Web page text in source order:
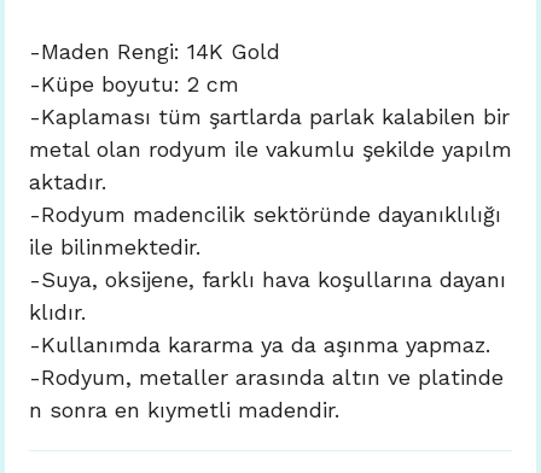
-Maden Rengi: 14K Gold
-Küpe boyutu: 2 cm
-Kaplaması tüm şartlarda parlak kalabilen bir
metal olan rodyum ile vakumlu şekilde yapılm
aktadır.
-Rodyum madencilik sektöründe dayanıklılığı
ile bilinmektedir.
-Suya, oksijene, farklı hava koşullarına dayanı
klıdır.
-Kullanımda kararma ya da aşınma yapmaz.
-Rodyum, metaller arasında altın ve platinde
n sonra en kıymetli madendir.